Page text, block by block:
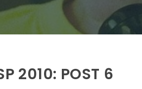
2010: POST 6